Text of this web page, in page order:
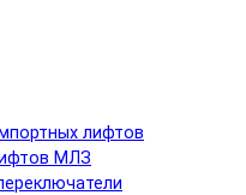
лифтов
МЛЗ